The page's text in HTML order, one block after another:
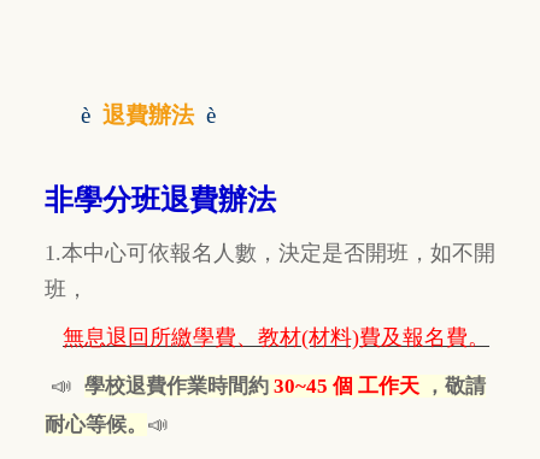
è 退費辦法 è
非學分班退費辦法
1.本中心可依報名人數，決定是否開班，如不開
班，
無息退回所繳學費、教材(材料)費及報名費。
📣 學校退費作業時間約 30~45 個 工作天 ，敬請
耐心等候。 📣